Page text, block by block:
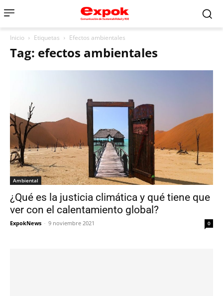
Inicio Etiquetas Efectos ambientales
Tag: efectos ambientales
Ambiental
¿Qué es la justicia climática y qué tiene que
ver con el calentamiento global?
ExpokNews - 9 noviembre 2021 0